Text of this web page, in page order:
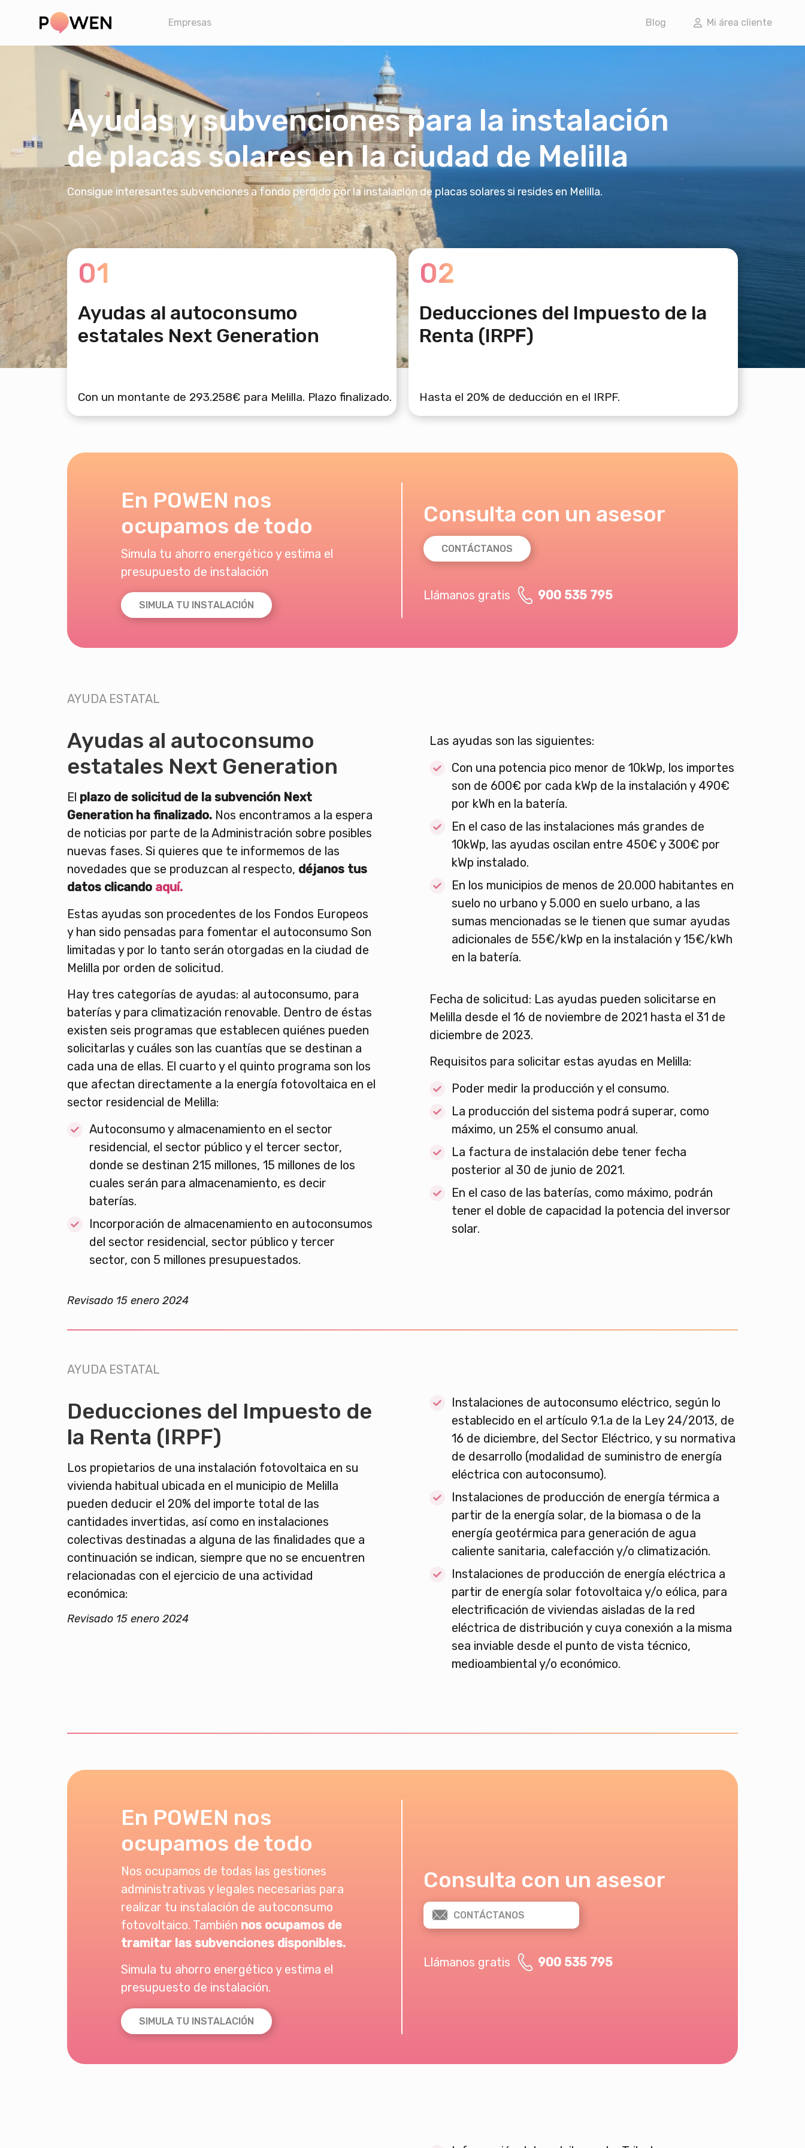
Empresas Blog Mi área cliente
Ayudas y subvenciones para la instalación
de placas solares en la ciudad de Melilla
Consigue interesantes subvenciones a fondo perdido por la instalación de placas solares si resides en Melilla.
01
Ayudas al autoconsumo
estatales Next Generation
Con un montante de 293.258€ para Melilla. Plazo finalizado.
02
Deducciones del Impuesto de la
Renta (IRPF)
Hasta el 20% de deducción en el IRPF.
En POWEN nos
ocupamos de todo
Simula tu ahorro energético y estima el
presupuesto de instalación
SIMULA TU INSTALACIÓN
Consulta con un asesor
CONTÁCTANOS
Llámanos gratis 900 535 795
AYUDA ESTATAL
Ayudas al autoconsumo
estatales Next Generation
El plazo de solicitud de la subvención Next
Generation ha finalizado. Nos encontramos a la espera
de noticias por parte de la Administración sobre posibles
nuevas fases. Si quieres que te informemos de las
novedades que se produzcan al respecto, déjanos tus
datos clicando aquí.
Estas ayudas son procedentes de los Fondos Europeos
y han sido pensadas para fomentar el autoconsumo Son
limitadas y por lo tanto serán otorgadas en la ciudad de
Melilla por orden de solicitud.
Hay tres categorías de ayudas: al autoconsumo, para
baterías y para climatización renovable. Dentro de éstas
existen seis programas que establecen quiénes pueden
solicitarlas y cuáles son las cuantías que se destinan a
cada una de ellas. El cuarto y el quinto programa son los
que afectan directamente a la energía fotovoltaica en el
sector residencial de Melilla:
Autoconsumo y almacenamiento en el sector
residencial, el sector público y el tercer sector,
donde se destinan 215 millones, 15 millones de los
cuales serán para almacenamiento, es decir
baterías.
Incorporación de almacenamiento en autoconsumos
del sector residencial, sector público y tercer
sector, con 5 millones presupuestados.
Revisado 15 enero 2024
Las ayudas son las siguientes:
Con una potencia pico menor de 10kWp, los importes
son de 600€ por cada kWp de la instalación y 490€
por kWh en la batería.
En el caso de las instalaciones más grandes de
10kWp, las ayudas oscilan entre 450€ y 300€ por
kWp instalado.
En los municipios de menos de 20.000 habitantes en
suelo no urbano y 5.000 en suelo urbano, a las
sumas mencionadas se le tienen que sumar ayudas
adicionales de 55€/kWp en la instalación y 15€/kWh
en la batería.
Fecha de solicitud: Las ayudas pueden solicitarse en
Melilla desde el 16 de noviembre de 2021 hasta el 31 de
diciembre de 2023.
Requisitos para solicitar estas ayudas en Melilla:
Poder medir la producción y el consumo.
La producción del sistema podrá superar, como
máximo, un 25% el consumo anual.
La factura de instalación debe tener fecha
posterior al 30 de junio de 2021.
En el caso de las baterías, como máximo, podrán
tener el doble de capacidad la potencia del inversor
solar.
AYUDA ESTATAL
Deducciones del Impuesto de
la Renta (IRPF)
Los propietarios de una instalación fotovoltaica en su
vivienda habitual ubicada en el municipio de Melilla
pueden deducir el 20% del importe total de las
cantidades invertidas, así como en instalaciones
colectivas destinadas a alguna de las finalidades que a
continuación se indican, siempre que no se encuentren
relacionadas con el ejercicio de una actividad
económica:
Revisado 15 enero 2024
Instalaciones de autoconsumo eléctrico, según lo
establecido en el artículo 9.1.a de la Ley 24/2013, de
16 de diciembre, del Sector Eléctrico, y su normativa
de desarrollo (modalidad de suministro de energía
eléctrica con autoconsumo).
Instalaciones de producción de energía térmica a
partir de la energía solar, de la biomasa o de la
energía geotérmica para generación de agua
caliente sanitaria, calefacción y/o climatización.
Instalaciones de producción de energía eléctrica a
partir de energía solar fotovoltaica y/o eólica, para
electrificación de viviendas aisladas de la red
eléctrica de distribución y cuya conexión a la misma
sea inviable desde el punto de vista técnico,
medioambiental y/o económico.
En POWEN nos
ocupamos de todo
Nos ocupamos de todas las gestiones
administrativas y legales necesarias para
realizar tu instalación de autoconsumo
fotovoltaico. También nos ocupamos de
tramitar las subvenciones disponibles.
Simula tu ahorro energético y estima el
presupuesto de instalación.
SIMULA TU INSTALACIÓN
Consulta con un asesor
CONTÁCTANOS
Llámanos gratis 900 535 795